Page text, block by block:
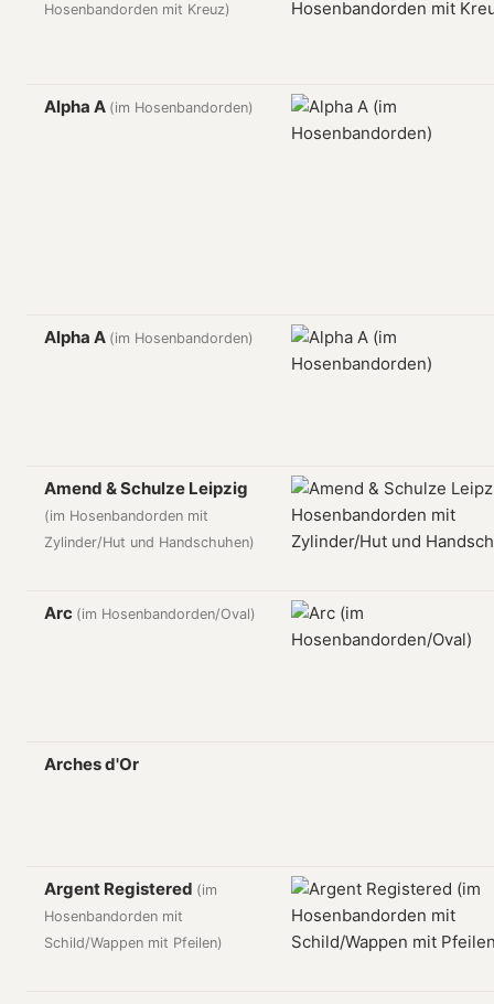
Hosenbandorden mit Kreuz)
Alpha A (im Hosenbandorden)
Alpha A (im Hosenbandorden)
Amend & Schulze Leipzig
(im Hosenbandorden mit
Zylinder/Hut und Handschuhen)
Arc (im Hosenbandorden/Oval)
Arches d'Or
Argent Registered (im
Hosenbandorden mit
Schild/Wappen mit Pfeilen)